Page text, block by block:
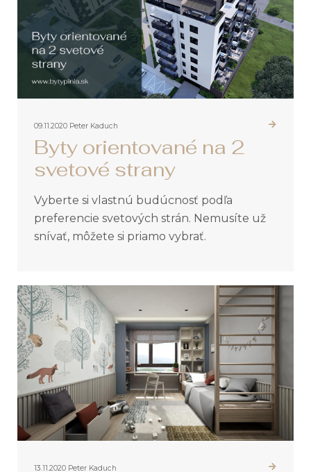
09.11.2020 Peter Kaduch
Byty orientované na 2
svetové strany
Vyberte si vlastnú budúcnosť podľa
preferencie svetových strán. Nemusíte už
snívať, môžete si priamo vybrať.
13.11.2020 Peter Kaduch